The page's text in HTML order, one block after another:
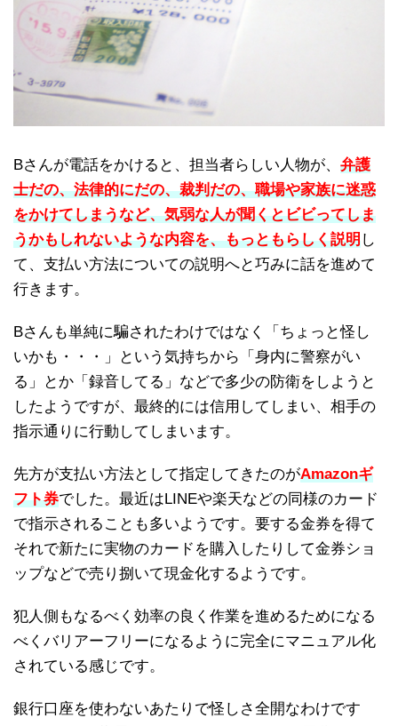
Bさんが電話をかけると、担当者らしい人物が、 弁護
士だの、法律的にだの、裁判だの、職場や家族に迷惑
をかけてしまうなど、気弱な人が聞くとビビってしま
うかもしれないような内容を、もっともらしく説明し
て、支払い方法についての説明へと巧みに話を進めて
行きます。
Bさんも単純に騙されたわけではなく「ちょっと怪し
いかも・・・」という気持ちから「身内に警察がい
る」とか「録音してる」などで多少の防衛をしようと
したようですが、最終的には信用してしまい、相手の
指示通りに行動してしまいます。
先方が支払い方法として指定してきたのがAmazonギ
フト券でした。最近はLINEや楽天などの同様のカード
で指示されることも多いようです。要する金券を得て
それで新たに実物のカードを購入したりして金券ショ
ップなどで売り捌いて現金化するようです。
犯人側もなるべく効率の良く作業を進めるためになる
べくバリアーフリーになるように完全にマニュアル化
されている感じです。
銀行口座を使わないあたりで怪しさ全開なわけです